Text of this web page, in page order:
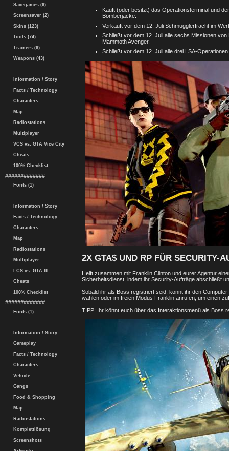
Savegames (6)
Screensaver (2)
Skins (123)
Tools (74)
Trainers (6)
Weapons (43)
Information / Story
Facts / Technology
Characters
Map
Radiostations
Multiplayer
VCS vs. GTA Vice City
Cheats
100% Checklist
#############
Fonts (1)
Information / Story
Facts / Technology
Characters
Map
Radiostations
Multiplayer
LCS vs. GTA III
Cheats
100% Checklist
#############
Fonts (1)
Information / Story
Gameplay
Facts / Technology
Characters
Vehicle
Gangs
Food & Shopping
Map
Radiostations
Komplettlösung
Screenshots
Kauft (oder besitzt) das Operationsterminal und
Bomberjacke.
Verkauft vor dem 12. Juli Schmugglerfracht im
Schließt vor dem 12. Juli alle sechs Missionen
Mammoth Avenger.
Schließt vor dem 12. Juli alle drei LSA-
2X GTA$ UND RP FÜR SECURITY-
Helft zusammen mit Franklin Clinton und eurer Agentur
Sicherheitsdienst, indem ihr Security-Aufträge abschließt
Sobald ihr als Boss registriert seid, könnt ihr den
wählen oder im freien Modus Franklin anrufen, um einen
TIPP: Ihr könnt euch über das Interaktionsmenü als Boss